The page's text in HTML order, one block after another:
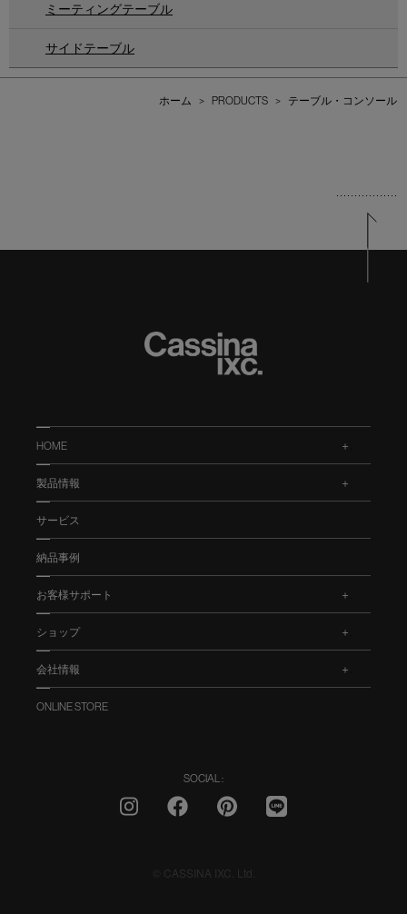
ミーティングテーブル
サイドテーブル
ホーム > PRODUCTS > テーブル・コンソール
HOME
製品情報
サービス
納品事例
お客様サポート
ショップ
会社情報
ONLINE STORE
SOCIAL :
© CASSINA IXC. Ltd.